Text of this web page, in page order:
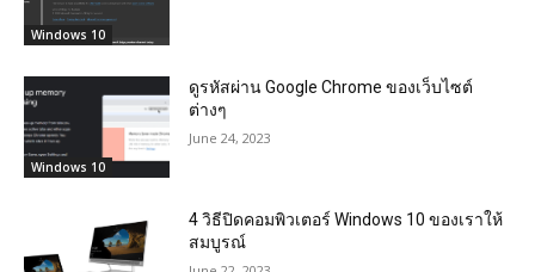
Windows 10
Windows 10
ดูรหัสผ่าน Google Chrome ของเว็บไซต์
ต่างๆ
June 24, 2023
4 วิธีปิดคอมพิวเตอร์ Windows 10 ของเราให้
สมบูรณ์